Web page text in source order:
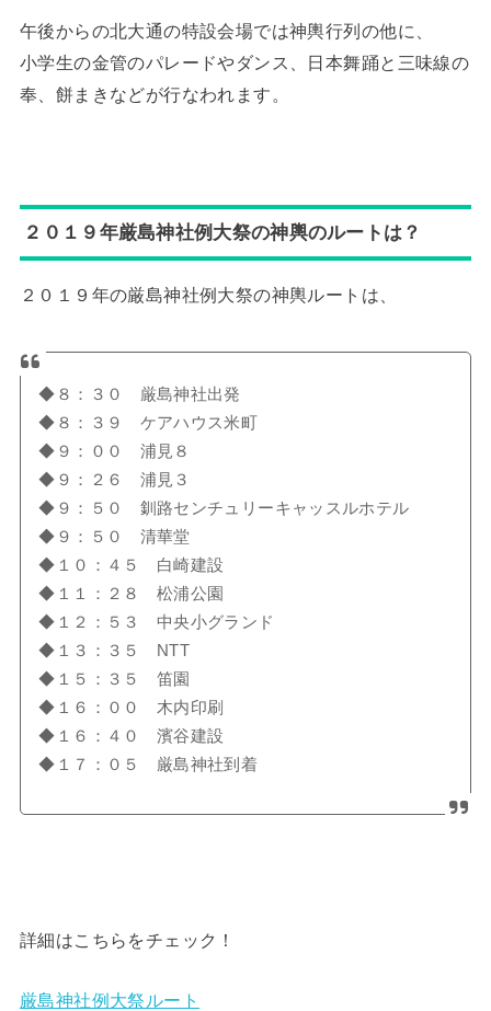
午後からの北大通の特設会場では神輿行列の他に、
小学生の金管のパレードやダンス、日本舞踊と三味線の
奉、餅まきなどが行なわれます。
２０１９年厳島神社例大祭の神輿のルートは？
２０１９年の厳島神社例大祭の神輿ルートは、
◆８：３０ 厳島神社出発
◆８：３９ ケアハウス米町
◆９：００ 浦見８
◆９：２６ 浦見３
◆９：５０ 釧路センチュリーキャッスルホテル
◆９：５０ 清華堂
◆１０：４５ 白崎建設
◆１１：２８ 松浦公園
◆１２：５３ 中央小グランド
◆１３：３５ NTT
◆１５：３５ 笛園
◆１６：００ 木内印刷
◆１６：４０ 濱谷建設
◆１７：０５ 厳島神社到着
詳細はこちらをチェック！
厳島神社例大祭ルート